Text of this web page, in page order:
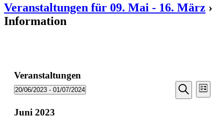
Veranstaltungen für 09. Mai - 16. März ›
Information
Veranstaltungen
Suche
Suche
Liste
20/06/2023 - 01/07/2024
wählen.
Juni 2023